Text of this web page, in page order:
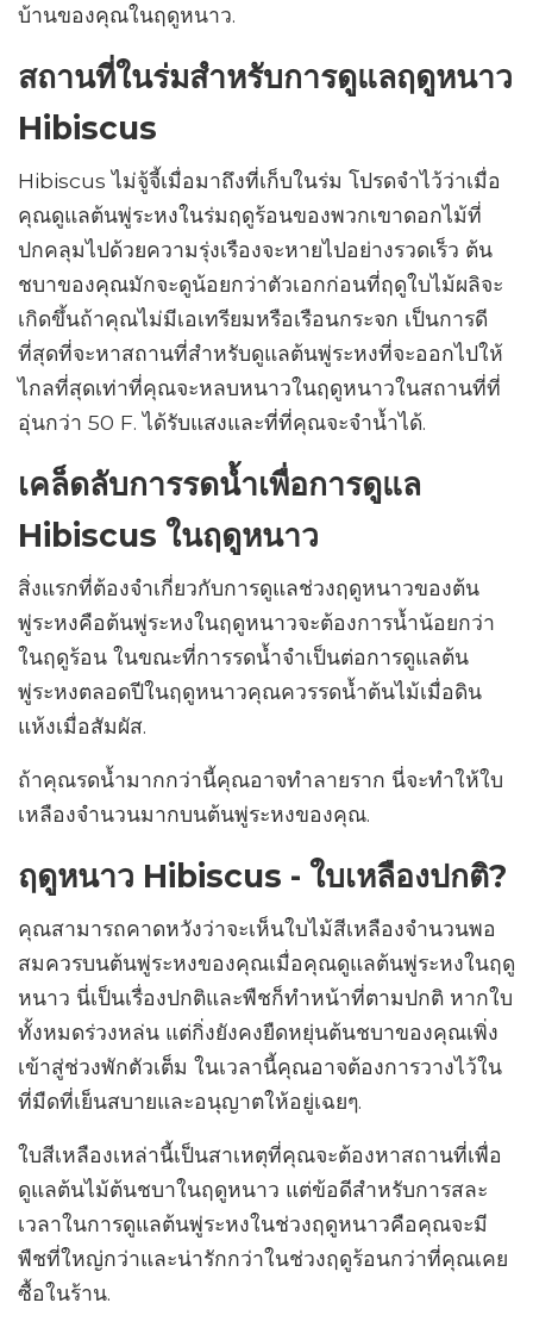
บ้านของคุณในฤดูหนาว.
สถานที่ในร่มสำหรับการดูแลฤดูหนาว
Hibiscus
Hibiscus ไม่จู้จี้เมื่อมาถึงที่เก็บในร่ม โปรดจำไว้ว่าเมื่อ
คุณดูแลต้นพู่ระหงในร่มฤดูร้อนของพวกเขาดอกไม้ที่
ปกคลุมไปด้วยความรุ่งเรืองจะหายไปอย่างรวดเร็ว ต้น
ชบาของคุณมักจะดูน้อยกว่าตัวเอกก่อนที่ฤดูใบไม้ผลิจะ
เกิดขึ้นถ้าคุณไม่มีเอเทรียมหรือเรือนกระจก เป็นการดี
ที่สุดที่จะหาสถานที่สำหรับดูแลต้นพู่ระหงที่จะออกไปให้
ไกลที่สุดเท่าที่คุณจะหลบหนาวในฤดูหนาวในสถานที่ที่
อุ่นกว่า 50 F. ได้รับแสงและที่ที่คุณจะจำน้ำได้.
เคล็ดลับการรดน้ำเพื่อการดูแล
Hibiscus ในฤดูหนาว
สิ่งแรกที่ต้องจำเกี่ยวกับการดูแลช่วงฤดูหนาวของต้น
พู่ระหงคือต้นพู่ระหงในฤดูหนาวจะต้องการน้ำน้อยกว่า
ในฤดูร้อน ในขณะที่การรดน้ำจำเป็นต่อการดูแลต้น
พู่ระหงตลอดปีในฤดูหนาวคุณควรรดน้ำต้นไม้เมื่อดิน
แห้งเมื่อสัมผัส.
ถ้าคุณรดน้ำมากกว่านี้คุณอาจทำลายราก นี่จะทำให้ใบ
เหลืองจำนวนมากบนต้นพู่ระหงของคุณ.
ฤดูหนาว Hibiscus - ใบเหลืองปกติ?
คุณสามารถคาดหวังว่าจะเห็นใบไม้สีเหลืองจำนวนพอ
สมควรบนต้นพู่ระหงของคุณเมื่อคุณดูแลต้นพู่ระหงในฤดู
หนาว นี่เป็นเรื่องปกติและพืชก็ทำหน้าที่ตามปกติ หากใบ
ทั้งหมดร่วงหล่น แต่กิ่งยังคงยืดหยุ่นต้นชบาของคุณเพิ่ง
เข้าสู่ช่วงพักตัวเต็ม ในเวลานี้คุณอาจต้องการวางไว้ใน
ที่มืดที่เย็นสบายและอนุญาตให้อยู่เฉยๆ.
ใบสีเหลืองเหล่านี้เป็นสาเหตุที่คุณจะต้องหาสถานที่เพื่อ
ดูแลต้นไม้ต้นชบาในฤดูหนาว แต่ข้อดีสำหรับการสละ
เวลาในการดูแลต้นพู่ระหงในช่วงฤดูหนาวคือคุณจะมี
พืชที่ใหญ่กว่าและน่ารักกว่าในช่วงฤดูร้อนกว่าที่คุณเคย
ซื้อในร้าน.